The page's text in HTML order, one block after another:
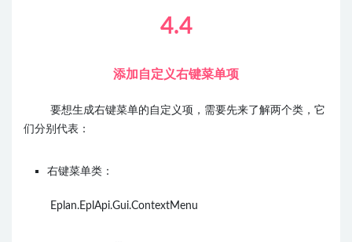
4.4
添加自定义右键菜单项
要想生成右键菜单的自定义项，需要先来了解两个类，它
们分别代表：
右键菜单类：
Eplan.EplApi.Gui.ContextMenu